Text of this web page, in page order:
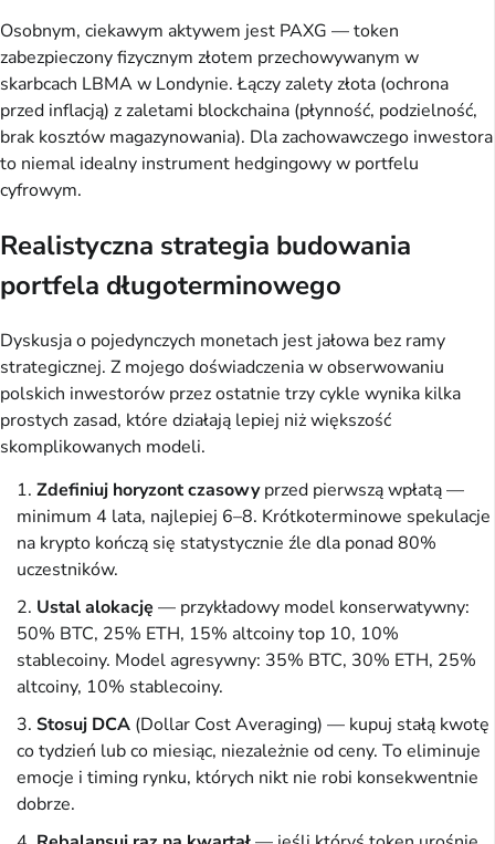
Osobnym, ciekawym aktywem jest PAXG — token
zabezpieczony fizycznym złotem przechowywanym w
skarbcach LBMA w Londynie. Łączy zalety złota (ochrona
przed inflacją) z zaletami blockchaina (płynność, podzielność,
brak kosztów magazynowania). Dla zachowawczego inwestora
to niemal idealny instrument hedgingowy w portfelu
cyfrowym.
Realistyczna strategia budowania
portfela długoterminowego
Dyskusja o pojedynczych monetach jest jałowa bez ramy
strategicznej. Z mojego doświadczenia w obserwowaniu
polskich inwestorów przez ostatnie trzy cykle wynika kilka
prostych zasad, które działają lepiej niż większość
skomplikowanych modeli.
Zdefiniuj horyzont czasowyprzed pierwszą wpłatą —
minimum 4 lata, najlepiej 6–8. Krótkoterminowe spekulacje
na krypto kończą się statystycznie źle dla ponad 80%
uczestników.
Ustal alokację — przykładowy model konserwatywny:
50% BTC, 25% ETH, 15% altcoiny top 10, 10%
stablecoiny. Model agresywny: 35% BTC, 30% ETH, 25%
altcoiny, 10% stablecoiny.
Stosuj DCA (Dollar Cost Averaging) — kupuj stałą kwotę
co tydzień lub co miesiąc, niezależnie od ceny. To eliminuje
emocje i timing rynku, których nikt nie robi konsekwentnie
dobrze.